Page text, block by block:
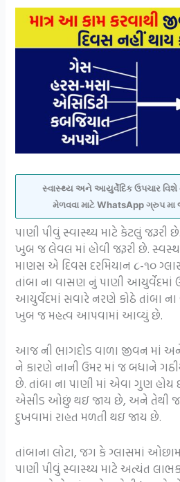
સ્વાસ્થ્ય અને આયુર્વેદિક ઉપચાર વિશે
મેળવવા માટે WhatsApp ગ્રુપ મા
પાણી પીવું સ્વાસ્થ્ય માટે કેટલું જરૂરી છે.
ખુબ જ લેવલ માં હોવી જરૂરી છે. સ્વસ્થ
માણસ એ દિવસ દરમિયાન ૮-૧૦
તાંબા ના વાસણ નું પાણી આયુર્વેદમાં
આયુર્વેદમાં સવારે નરણે કોઠે તાંબા
ખુબ જ મહત્વ આપવામાં આવ્યું છે.
આજ ની ભાગદોડ વાળા જીવન માં
ને કારણે નાની ઉમર માં જ બધાને
છે. તાંબા ના પાણી માં એવા ગુણ હોય
એસીડ ઓછું થઇ જાય છે, અને તેથી જ
દુખવામાં રાહત મળતી થઇ જાય છે.
તાંબાના લોટા, જગ કે ગ્લાસમાં
પાણી પીવું સ્વાસ્થ્ય માટે અત્યંત